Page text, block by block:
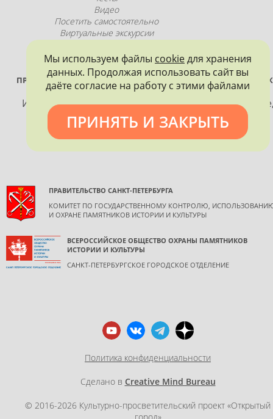
Видео
Посетить самостоятельно
Виртуальные экскурсии
ПРОЕКТ РЕАЛИЗУЕТСЯ ПРИ ПОДДЕРЖКЕ ПРАВИТЕЛЬСТВА
ПЕТЕРБУРГА
Использование материалов, размещенных на
допускается только с согласия правообладателя и
обязательной ссылкой на источник информации.
ПРАВИТЕЛЬСТВО САНКТ-ПЕТЕРБУРГА
КОМИТЕТ ПО ГОСУДАРСТВЕННОМУ КОНТРОЛЮ,
И ОХРАНЕ ПАМЯТНИКОВ ИСТОРИИ И КУЛЬТУРЫ
ВСЕРОССИЙСКОЕ ОБЩЕСТВО ОХРАНЫ ПАМЯТНИКОВ
ИСТОРИИ И КУЛЬТУРЫ
САНКТ-ПЕТЕРБУРГСКОЕ ГОРОДСКОЕ ОТДЕЛЕНИЕ
Политика конфиденциальности
Сделано в Creative Mind Bureau
© 2016-2026 Культурно-просветительский проект «Открытый
Мы используем файлы cookieдля хранения
данных. Продолжая использовать сайт вы
даёте согласие на работу с этими файлами
ПРИНЯТЬ И ЗАКРЫТЬ